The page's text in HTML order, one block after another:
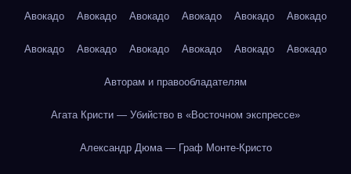
Авокадо Авокадо Авокадо Авокадо Авокадо Авокадо
Авокадо Авокадо Авокадо Авокадо Авокадо Авокадо
Авторам и правообладателям
Агата Кристи — Убийство в «Восточном экспрессе»
Александр Дюма — Граф Монте-Кристо